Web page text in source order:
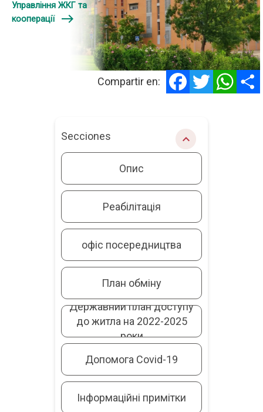
Управління ЖКГ та
кооперації
east
Compartir en:
Facebook
Twitter
Secciones chevron_right
Опис
Реабілітація
офіс посередництва
План обміну
Державний план доступу
до житла на 2022-2025
роки
Допомога Covid-19
Інформаційні примітки